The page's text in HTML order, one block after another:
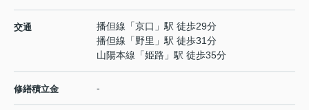
交通 播但線 「京口 」駅 徒歩29分
播但線 「野里 」駅 徒歩31分
山陽本線 「姫路 」駅 徒歩35分
修繕積立金 -